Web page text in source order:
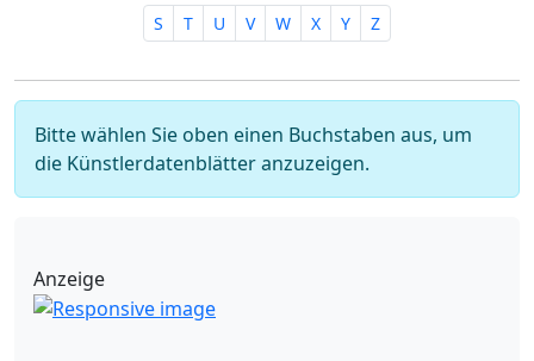
S T U V W X Y Z
Bitte wählen Sie oben einen Buchstaben aus, um
die Künstlerdatenblätter anzuzeigen.
Anzeige